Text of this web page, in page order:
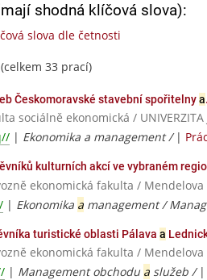
shodná klíčová slova):
slova dle četnosti
(celkem 33 prací)
Českomoravské stavební spořitelnya
sociálně ekonomická / UNIVERZITA
| Ekonomika a management / |
kulturních akcí ve vybraném
ekonomická fakulta /
| Ekonomika a management /
turistické oblasti Pálava a
ekonomická fakulta /
| Management obchodu a služeb / |